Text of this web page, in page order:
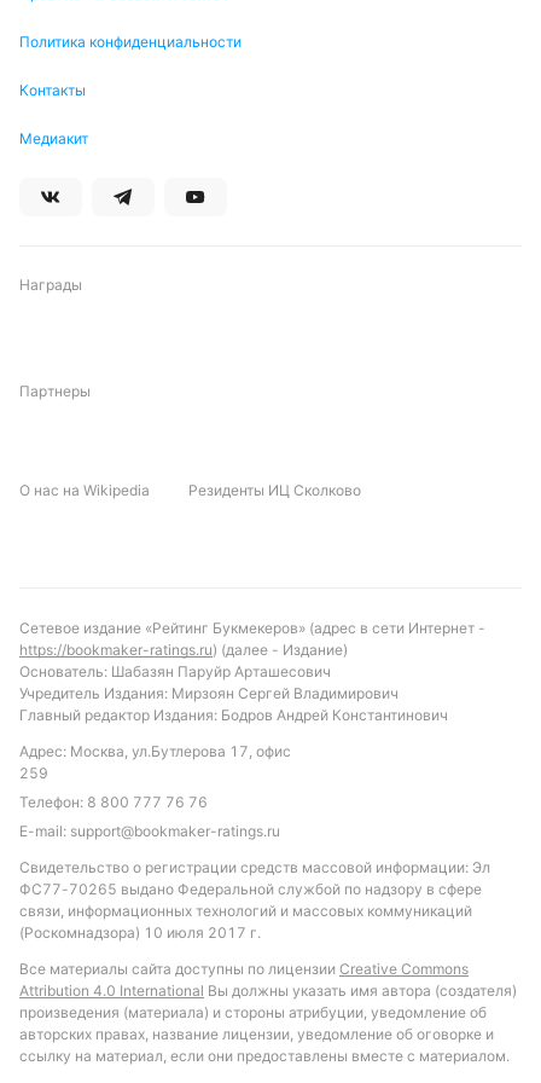
Политика конфиденциальности
Контакты
Медиакит
Награды
Партнеры
О нас на Wikipedia Резиденты ИЦ Сколково
Сетевое издание «Рейтинг Букмекеров» (адрес в сети Интернет -
https://bookmaker-ratings.ru) (далее - Издание)
Основатель: Шабазян Паруйр Арташесович
Учредитель Издания: Мирзоян Сергей Владимирович
Главный редактор Издания: Бодров Андрей Константинович
Адрес: Москва, ул.Бутлерова 17, офис
259
Телефон: 8 800 777 76 76
E-mail: support@bookmaker-ratings.ru
Свидетельство о регистрации средств массовой информации: Эл
ФС77-70265 выдано Федеральной службой по надзору в сфере
связи, информационных технологий и массовых коммуникаций
(Роскомнадзора) 10 июля 2017 г.
Все материалы сайта доступны по лицензии Creative Commons
Attribution 4.0 International Вы должны указать имя автора (создателя)
произведения (материала) и стороны атрибуции, уведомление об
авторских правах, название лицензии, уведомление об оговорке и
ссылку на материал, если они предоставлены вместе с материалом.